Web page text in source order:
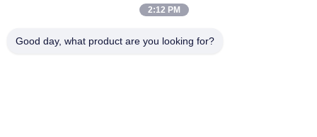
चीन अच्छी गुणवत्ता धातु गुंबद झिल्ली स्विच आपूर्तिकर्ता. कॉपीराइट © -2026
2:12 PM
Good day, what product are you looking for?